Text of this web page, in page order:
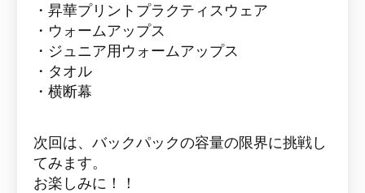
・昇華プリントプラクティスウェア
・ウォームアップス
・ジュニア用ウォームアップス
・タオル
・横断幕
次回は、バックパックの容量の限界に挑戦し
てみます。
お楽しみに！！